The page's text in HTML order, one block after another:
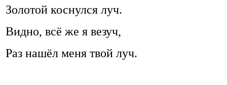
Золотой коснулся луч.
Видно, всё же я везуч,
Раз нашёл меня твой луч.